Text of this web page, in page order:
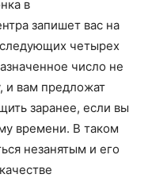
в
запишет вас на
четырех
число не
и вам предложат
заранее, если вы
времени. В таком
незанятым и его